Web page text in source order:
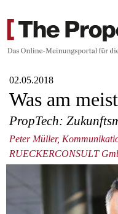
02.05.2018
Was am
PropTech:
Peter Müller,
RUECKERCONSULT